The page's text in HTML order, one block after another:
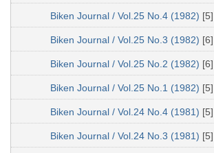
Biken Journal / Vol.25 No.4 (1982) [5]
Biken Journal / Vol.25 No.3 (1982) [6]
Biken Journal / Vol.25 No.2 (1982) [6]
Biken Journal / Vol.25 No.1 (1982) [5]
Biken Journal / Vol.24 No.4 (1981) [5]
Biken Journal / Vol.24 No.3 (1981) [5]